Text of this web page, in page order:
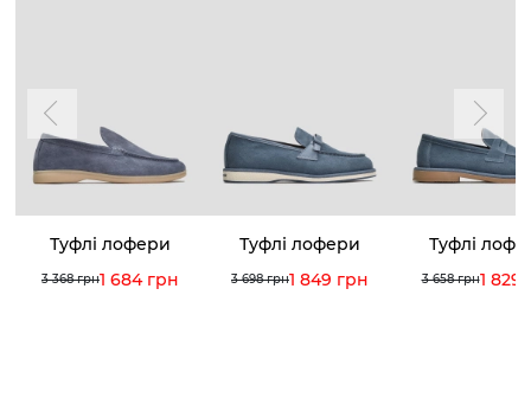
Туфлі лофери
3 368 грн1 684 грн
Туфлі лофери
3 698 грн1 849 грн
Туфлі
3 658 грн1 829